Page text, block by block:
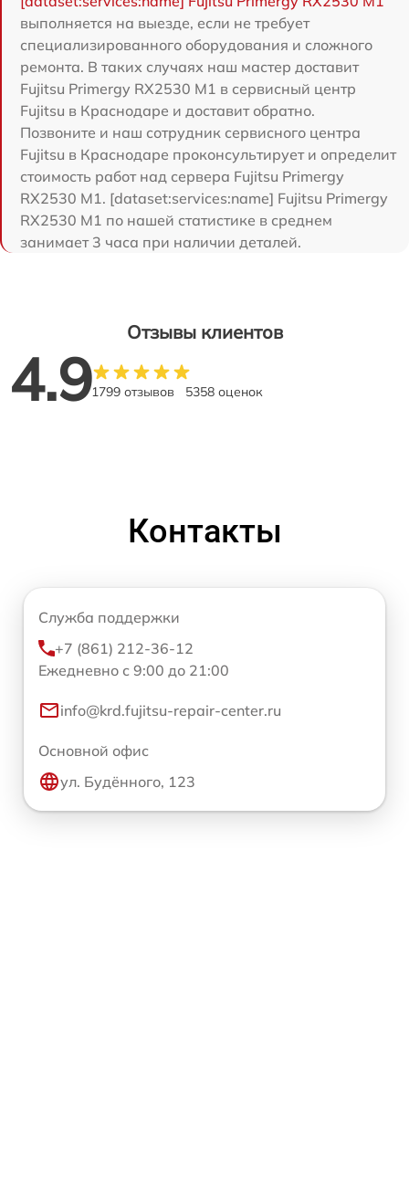
выполняется на выезде, если не требует
специализированного оборудования и сложного
ремонта. В таких случаях наш мастер доставит
Fujitsu Primergy RX2530 M1 в сервисный центр
Fujitsu в Краснодаре и доставит обратно.
Позвоните и наш сотрудник сервисного центра
Fujitsu в Краснодаре проконсультирует и определит
стоимость работ над сервера Fujitsu Primergy
RX2530 M1. [dataset:services:name] Fujitsu Primergy
RX2530 M1 по нашей статистике в среднем
занимает 3 часа при наличии деталей.
Отзывы клиентов
4.91799 отзывов 5358 оценок
Контакты
Служба поддержки
+7 (861) 212-36-12
Ежедневно с 9:00 до 21:00
info@krd.fujitsu-repair-center.ru
Основной офис
ул. Будённого, 123